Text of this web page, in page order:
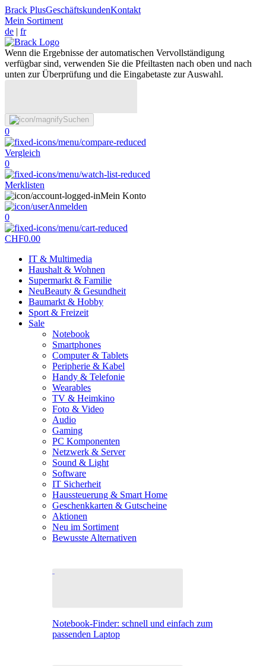
Brack PlusGeschäftskundenKontakt
Mein Sortiment
de | fr
Wenn die Ergebnisse der automatischen Vervollständigung
verfügbar sind, verwenden Sie die Pfeiltasten nach oben und nach
unten zur Überprüfung und die Eingabetaste zur Auswahl.
Suchen
0
Vergleich
0
Merklisten
Mein Konto
Anmelden
0
CHF0.00
IT & Multimedia
Haushalt & Wohnen
Supermarkt & Familie
NeuBeauty & Gesundheit
Baumarkt & Hobby
Sport & Freizeit
Sale
Notebook
Smartphones
Computer & Tablets
Peripherie & Kabel
Handy & Telefonie
Wearables
TV & Heimkino
Foto & Video
Audio
Gaming
PC Komponenten
Netzwerk & Server
Sound & Light
Software
IT Sicherheit
Haussteuerung & Smart Home
Geschenkkarten & Gutscheine
Aktionen
Neu im Sortiment
Bewusste Alternativen
Notebook-Finder: schnell und einfach zum
passenden Laptop